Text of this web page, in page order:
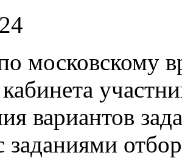
московскому
вариантов
заданиями